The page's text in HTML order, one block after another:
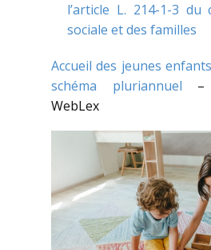
l’article L. 214-1-3 du
sociale et des familles
Accueil des jeunes
schéma pluriannuel
WebLex